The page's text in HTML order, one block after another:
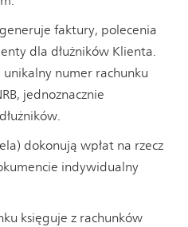
faktury, polecenia
dla dłużników Klienta.
numer rachunku
jednoznacznie
dokonują wpłat na rzecz
indywidualny
księguje z rachunków